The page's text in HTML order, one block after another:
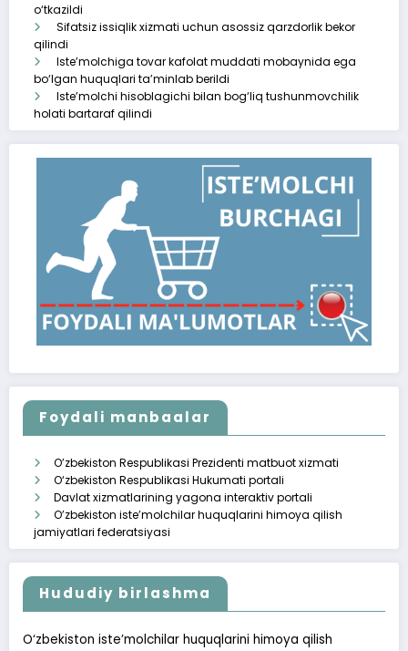
o‘tkazildi
Sifatsiz issiqlik xizmati uchun asossiz qarzdorlik bekor
qilindi
Iste’molchiga tovar kafolat muddati mobaynida ega
bo‘lgan huquqlari ta’minlab berildi
Iste’molchi hisoblagichi bilan bog‘liq tushunmovchilik
holati bartaraf qilindi
Foydali manbaalar
O’zbekiston Respublikasi Prezidenti matbuot xizmati
O‘zbekiston Respublikasi Hukumati portali
Davlat xizmatlarining yagona interaktiv portali
O’zbekiston iste’molchilar huquqlarini himoya qilish
jamiyatlari federatsiyasi
Hududiy birlashma
O‘zbekiston iste’molchilar huquqlarini himoya qilish